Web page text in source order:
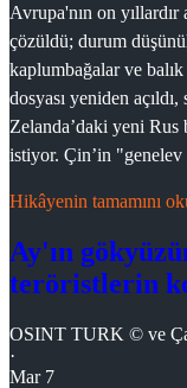
Avrupa'nın on
çözüldü; durum
kaplumbağalar ve
dosyası yeniden
Zelanda’daki yeni Rus
istiyor. Çin’in
Hikâyenin tamamını
Ay'ın
teröristlerin
OSINT TURK © ve
·
Mar 7